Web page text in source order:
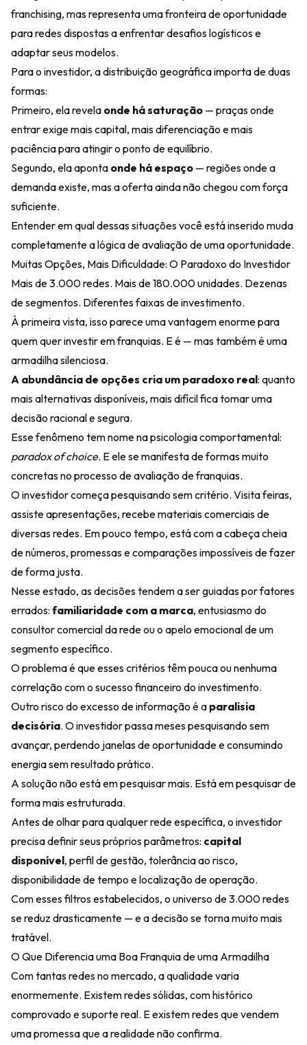
franchising, mas representa uma fronteira de oportunidade
para redes dispostas a enfrentar desafios logísticos e
adaptar seus modelos.
Para o investidor, a distribuição geográfica importa de duas
formas:
Primeiro, ela revela onde há saturação — praças onde
entrar exige mais capital, mais diferenciação e mais
paciência para atingir o ponto de equilíbrio.
Segundo, ela aponta onde há espaço — regiões onde a
demanda existe, mas a oferta ainda não chegou com força
suficiente.
Entender em qual dessas situações você está inserido muda
completamente a lógica de avaliação de uma oportunidade.
Muitas Opções, Mais Dificuldade: O Paradoxo do Investidor
Mais de 3.000 redes. Mais de 180.000 unidades. Dezenas
de segmentos. Diferentes faixas de investimento.
À primeira vista, isso parece uma vantagem enorme para
quem quer investir em franquias. E é — mas também é uma
armadilha silenciosa.
A abundância de opções cria um paradoxo real: quanto
mais alternativas disponíveis, mais difícil fica tomar uma
decisão racional e segura.
Esse fenômeno tem nome na psicologia comportamental:
paradox of choice. E ele se manifesta de formas muito
concretas no processo de avaliação de franquias.
O investidor começa pesquisando sem critério. Visita feiras,
assiste apresentações, recebe materiais comerciais de
diversas redes. Em pouco tempo, está com a cabeça cheia
de números, promessas e comparações impossíveis de fazer
de forma justa.
Nesse estado, as decisões tendem a ser guiadas por fatores
errados: familiaridade com a marca, entusiasmo do
consultor comercial da rede ou o apelo emocional de um
segmento específico.
O problema é que esses critérios têm pouca ou nenhuma
correlação com o sucesso financeiro do investimento.
Outro risco do excesso de informação é a paralisia
decisória. O investidor passa meses pesquisando sem
avançar, perdendo janelas de oportunidade e consumindo
energia sem resultado prático.
A solução não está em pesquisar mais. Está em pesquisar de
forma mais estruturada.
Antes de olhar para qualquer rede específica, o investidor
precisa definir seus próprios parâmetros: capital
disponível, perfil de gestão, tolerância ao risco,
disponibilidade de tempo e localização de operação.
Com esses filtros estabelecidos, o universo de 3.000 redes
se reduz drasticamente — e a decisão se torna muito mais
tratável.
O Que Diferencia uma Boa Franquia de uma Armadilha
Com tantas redes no mercado, a qualidade varia
enormemente. Existem redes sólidas, com histórico
comprovado e suporte real. E existem redes que vendem
uma promessa que a realidade não confirma.